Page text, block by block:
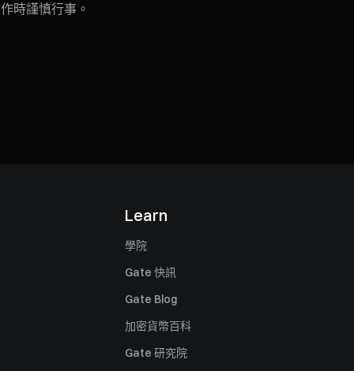
時謹慎行事。
Learn
學院
Gate 快訊
Gate Blog
加密貨幣百科
Gate 研究院